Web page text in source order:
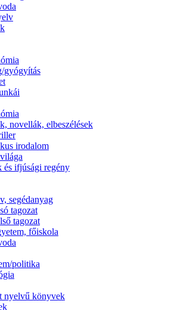
gyógyítás
novellák, elbeszélések
irodalom
és ifjúsági regény
segédanyag
tagozat
tagozat
főiskola
politika
nyelvű könyvek